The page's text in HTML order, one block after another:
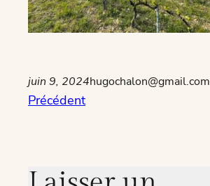
juin 9, 2024hugochalon@gmail.com
Précédent